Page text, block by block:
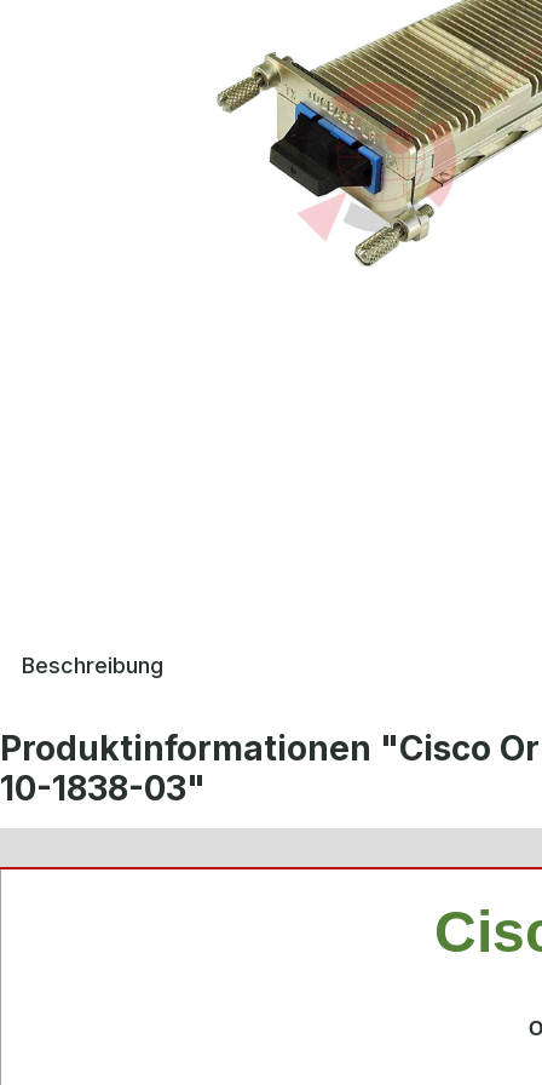
Beschreibung
Produktinformationen "Cisco
10-1838-03"